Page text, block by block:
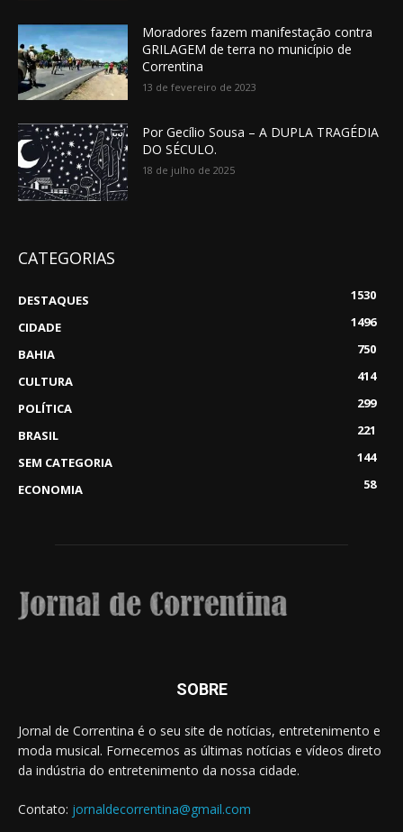
Moradores fazem manifestação contra
GRILAGEM de terra no município de
Correntina
13 de fevereiro de 2023
Por Gecílio Sousa – A DUPLA TRAGÉDIA
DO SÉCULO.
18 de julho de 2025
CATEGORIAS
DESTAQUES
1530
CIDADE
1496
BAHIA
750
CULTURA
414
POLÍTICA
299
BRASIL
221
SEM CATEGORIA
144
ECONOMIA
58
SOBRE
Jornal de Correntina é o seu site de notícias, entretenimento e
moda musical. Fornecemos as últimas notícias e vídeos direto
da indústria do entretenimento da nossa cidade.
Contato: jornaldecorrentina@gmail.com